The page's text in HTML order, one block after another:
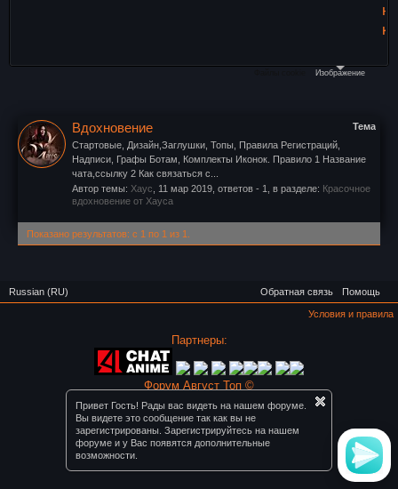
необходимые
компьютера в
Изображение
Привет Гость! Рады вас видеть на нашем форуме.
Вы видете это сообщение так как вы не
зарегистрированы. Зарегистрируйтесь на нашем
форуме и у Вас появятся дополнительные
возможности.
Тема
Вдохновение
Стартовые, Дизайн,Заглушки, Топы, Правила Регистраций,
Надписи, Графы Ботам, Комплекты Иконок. Правило 1 Название
чата,ссылку 2 Как связаться с...
Автор темы: Хаус 11 мар 2019 , ответов - 1, в разделе: Красочное
вдохновение от Хауса
Показано результатов: с 1 по 1 из 1.
Russian (RU) Обратная связь Помощь
Условия и правила
Партнеры:
Форум Август Топ ©